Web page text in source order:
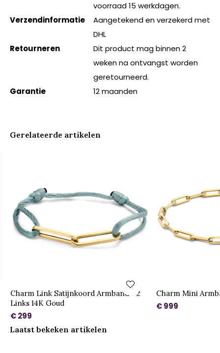
voorraad 15 werkdagen.
Verzendinformatie
Aangetekend en verzekerd met
DHL
Retourneren
Dit product mag binnen 2
weken na ontvangst worden
geretourneerd.
Garantie
12 maanden
Gerelateerde artikelen
Charm Link Satijnkoord Armband - 2
Links 14K Goud
€ 299
Charm Mini
€ 999
Laatst bekeken artikelen